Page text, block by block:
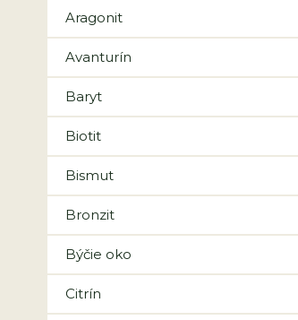
Aragonit
Avanturín
Baryt
Biotit
Bismut
Bronzit
Býčie oko
Citrín